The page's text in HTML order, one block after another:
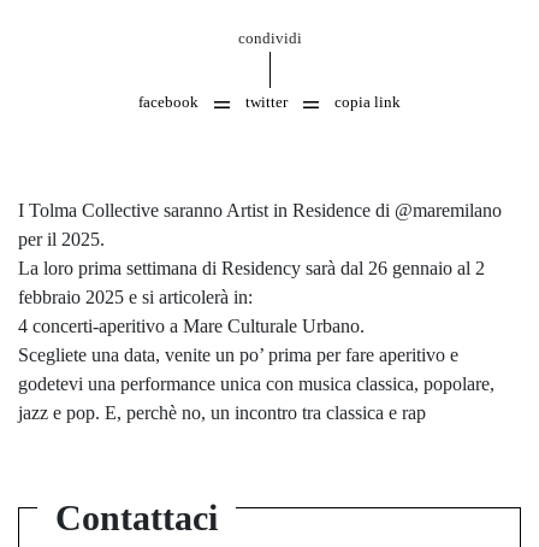
condividi
facebook twitter copia link
I Tolma Collective saranno Artist in Residence di @maremilano
per il 2025.
La loro prima settimana di Residency sarà dal 26 gennaio al 2
febbraio 2025 e si articolerà in:
4 concerti-aperitivo a Mare Culturale Urbano.
Scegliete una data, venite un po’ prima per fare aperitivo e
godetevi una performance unica con musica classica, popolare,
jazz e pop. E, perchè no, un incontro tra classica e rap
Contattaci